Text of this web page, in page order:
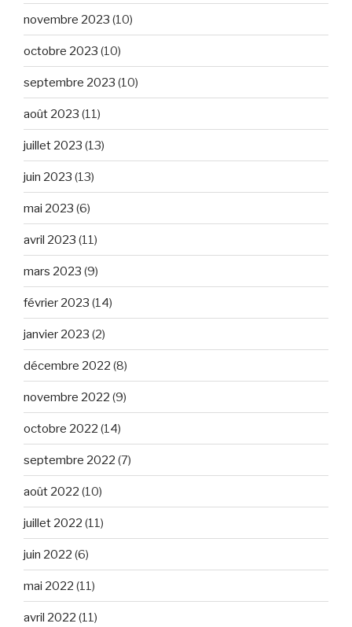
novembre 2023 (10)
octobre 2023 (10)
septembre 2023 (10)
août 2023 (11)
juillet 2023 (13)
juin 2023 (13)
mai 2023 (6)
avril 2023 (11)
mars 2023 (9)
février 2023 (14)
janvier 2023 (2)
décembre 2022 (8)
novembre 2022 (9)
octobre 2022 (14)
septembre 2022 (7)
août 2022 (10)
juillet 2022 (11)
juin 2022 (6)
mai 2022 (11)
avril 2022 (11)